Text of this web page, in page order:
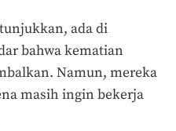
ada di
bahwa kematian
Namun, mereka
masih ingin bekerja